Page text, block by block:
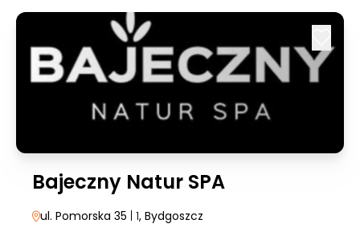
Bajeczny Natur SPA
ul. Pomorska 35 | 1, Bydgoszcz